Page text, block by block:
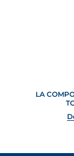
LA